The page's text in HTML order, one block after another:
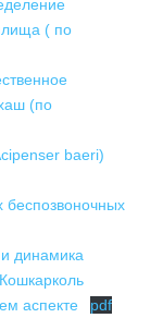
И
ПРАКТИК,
( по
(по
baeri)
динамика
аспекте
pdf